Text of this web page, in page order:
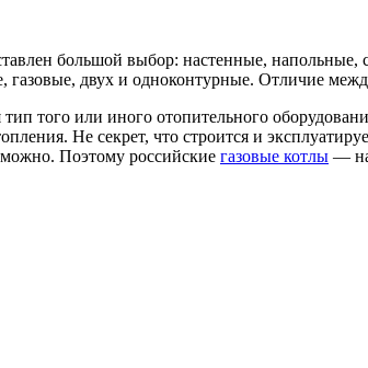
большой выбор: настенные,
двух и одноконтурные. Отличие
того или иного отопительного
Не секрет, что строится и
Поэтому российские газовые котлы —